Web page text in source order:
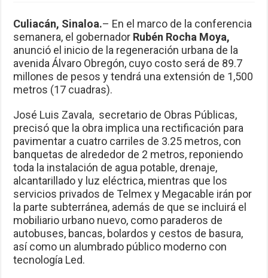
Culiacán, Sinaloa.– En el marco de la conferencia
semanera, el gobernador Rubén Rocha Moya,
anunció el inicio de la regeneración urbana de la
avenida Álvaro Obregón, cuyo costo será de 89.7
millones de pesos y tendrá una extensión de 1,500
metros (17 cuadras).
José Luis Zavala, secretario de Obras Públicas,
precisó que la obra implica una rectificación para
pavimentar a cuatro carriles de 3.25 metros, con
banquetas de alrededor de 2 metros, reponiendo
toda la instalación de agua potable, drenaje,
alcantarillado y luz eléctrica, mientras que los
servicios privados de Telmex y Megacable irán por
la parte subterránea, además de que se incluirá el
mobiliario urbano nuevo, como paraderos de
autobuses, bancas, bolardos y cestos de basura,
así como un alumbrado público moderno con
tecnología Led.